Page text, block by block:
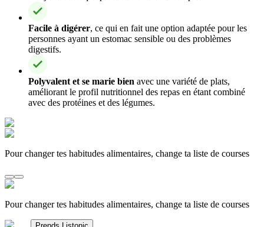
Facile à digérer, ce qui en fait une option adaptée pour les
personnes ayant un estomac sensible ou des problèmes
digestifs.
Polyvalent et se marie bien avec une variété de plats,
améliorant le profil nutritionnel des repas en étant combiné
avec des protéines et des légumes.
Pour changer tes habitudes alimentaires, change ta liste de courses
Pour changer tes habitudes alimentaires, change ta liste de courses